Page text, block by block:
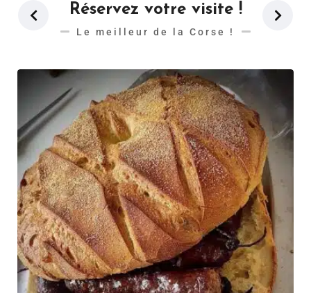
Réservez votre visite !
Le meilleur de la Corse !